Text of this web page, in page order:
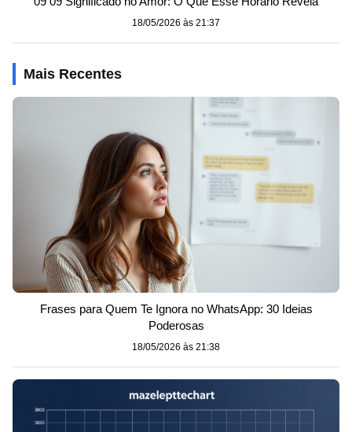
18/05/2026 às 21:37
Mais Recentes
Frases para Quem Te Ignora no WhatsApp: 30 Ideias
Poderosas
18/05/2026 às 21:38